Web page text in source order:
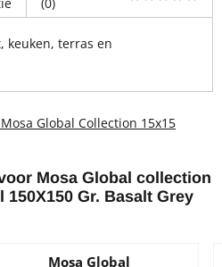
keuken, terras en
Global Collection 15x15
Mosa Global collection
150X150 Gr. Basalt Grey
Mosa Global